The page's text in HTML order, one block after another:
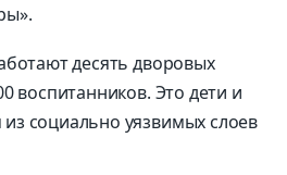
десять дворовых
воспитанников. Это дети и
социально уязвимых слоев